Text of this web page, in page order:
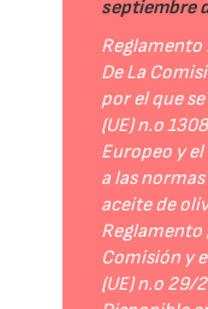
septiembre
Reglamento
De La
por el que
(UE) n.o
Europeo y
a las
aceite de
Reglamento
Comisión y
(UE) n.o 29/